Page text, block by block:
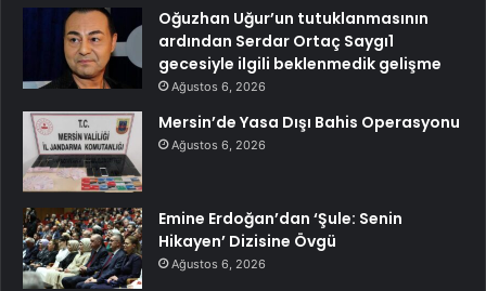
Oğuzhan Uğur’un tutuklanmasının
ardından Serdar Ortaç Saygı1
gecesiyle ilgili beklenmedik gelişme
Ağustos 6, 2026
Mersin’de Yasa Dışı Bahis Operasyonu
Ağustos 6, 2026
Emine Erdoğan’dan ‘Şule: Senin
Hikayen’ Dizisine Övgü
Ağustos 6, 2026